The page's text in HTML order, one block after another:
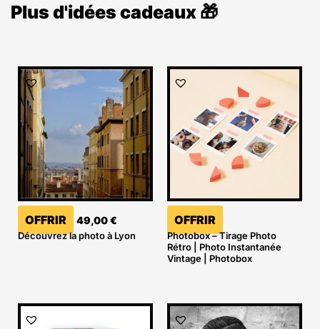
Plus d'idées cadeaux 🎁
OFFRIR 49,00€
Découvrez la photo à Lyon
OFFRIR
Photobox – Tirage Photo
Rétro | Photo Instantanée
Vintage | Photobox